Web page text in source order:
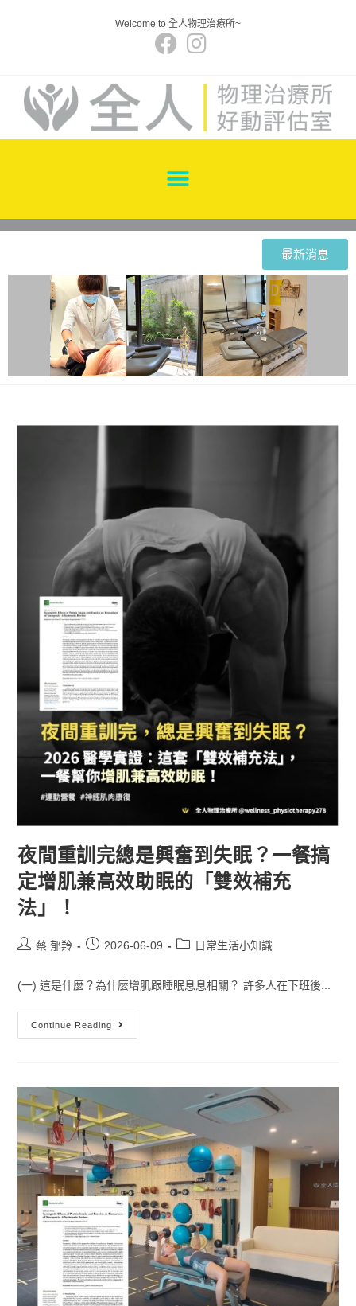
Welcome to 全人物理治療所~
最新消息
夜間重訓完總是興奮到失眠？一餐搞
定增肌兼高效助眠的「雙效補充
法」！
蔡 郁羚 2026-06-09 日常生活小知識
(一) 這是什麼？為什麼增肌跟睡眠息息相關？ 許多人在下班後...
Continue Reading